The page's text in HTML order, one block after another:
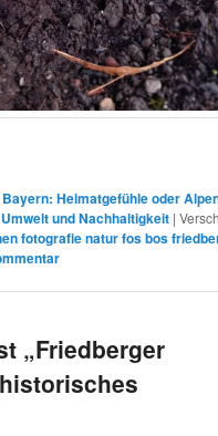
Bayern: Heimatgefühle oder
Umwelt und Nachhaltigkeit |
fotografie natur fos bos
„Friedberger